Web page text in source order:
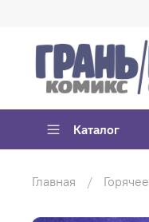
Каталог
Главная Горячее